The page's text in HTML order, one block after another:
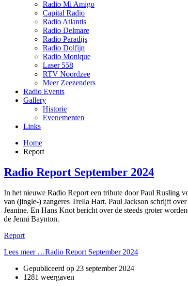
Radio Mi Amigo
Capital Radio
Radio Atlantis
Radio Delmare
Radio Paradijs
Radio Dolfijn
Radio Monique
Laser 558
RTV Noordzee
Meer Zeezenders
Radio Events
Gallery
Historie
Evenementen
Links
Home
Report
Radio Report September 2024
In het nieuwe Radio Report een tribute door Paul Rusling
van (jingle-) zangeres Trella Hart. Paul Jackson schrijft
Jeanine. En Hans Knot bericht over de steeds groter
de Jenni Baynton.
Report
Lees meer …Radio Report September 2024
Gepubliceerd op 23 september 2024
1281 weergaven